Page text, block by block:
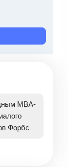
MBA-
Форбс